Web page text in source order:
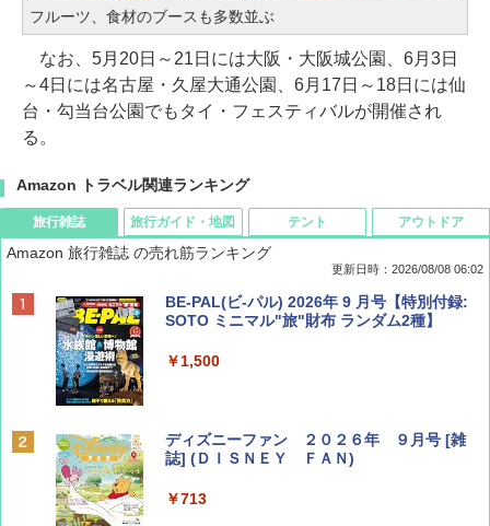
フルーツ、食材のブースも多数並ぶ
なお、5月20日～21日には大阪・大阪城公園、6月3日
～4日には名古屋・久屋大通公園、6月17日～18日には仙
台・勾当台公園でもタイ・フェスティバルが開催され
る。
Amazon トラベル関連ランキング
旅行雑誌
Amazon 旅行雑誌 の売れ筋ランキング
更新日時：2026/08/08 06:02
BE-PAL(ビ-パル) 2026年 9 月号【特別付録:
SOTO ミニマル"旅"財布 ランダム2種】
￥1,500
ディズニーファン ２０２６年 ９月号 [雑
誌] (ＤＩＳＮＥＹ ＦＡＮ)
￥713
旅行ガイド・地図 テント アウトドア